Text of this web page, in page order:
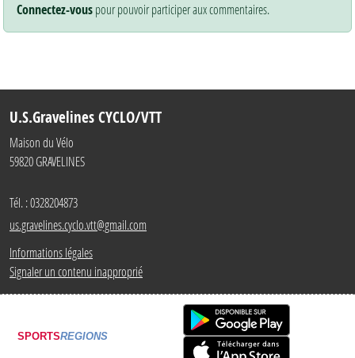
Connectez-vouspour pouvoir participer aux commentaires.
U.S.Gravelines CYCLO/VTT
Maison du Vélo
59820GRAVELINES
Tél. :0328204873
us.gravelines.cyclo.vtt@gmail.com
Informations légales
Signaler un contenu inapproprié
SPORTSREGIONS